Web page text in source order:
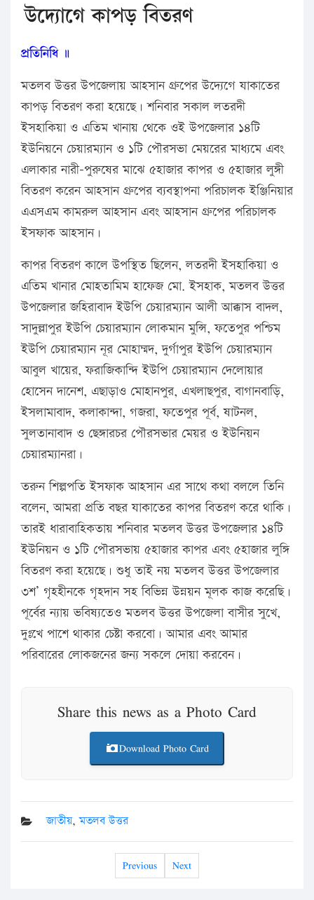
উদ্যোগে কাপড় বিতরণ
প্রতিনিধি ॥
মতলব উত্তর উপজেলায় আহসান গ্রুপের উদ্যেগে যাকাতের
কাপড় বিতরণ করা হয়েছে। শনিবার সকাল লতরদী
ইসহাকিয়া ও এতিম খানায় থেকে ওই উপজেলার ১৪টি
ইউনিয়নে চেয়ারম্যান ও ১টি পৌরসভা মেয়রের মাধ্যমে এবং
এলাকার নারী-পুরুষের মাঝে ৫হাজার কাপর ও ৫হাজার লুঙ্গী
বিতরণ করেন আহসান গ্রুপের ব্যবস্থাপনা পরিচালক ইঞ্জিনিয়ার
এএসএম কামরুল আহসান এবং আহসান গ্রুপের পরিচালক
ইসফাক আহসান।
কাপর বিতরণ কালে উপস্থিত ছিলেন, লতরদী ইসহাকিয়া ও
এতিম খানার মোহতামিম হাফেজ মো. ইসহাক, মতলব উত্তর
উপজেলার জহিরাবাদ ইউপি চেয়ারম্যান আলী আক্কাস বাদল,
সাদুল্লাপুর ইউপি চেয়ারম্যান লোকমান মুন্সি, ফতেপুর পশ্চিম
ইউপি চেয়ারম্যান নূর মোহাম্মদ, দুর্গাপুর ইউপি চেয়ারম্যান
আবুল খায়ের, ফরাজিকান্দি ইউপি চেয়ারম্যান দেলোয়ার
হোসেন দানেশ, এছাড়াও মোহানপুর, এখলাছপুর, বাগানবাড়ি,
ইসলামাবাদ, কলাকান্দা, গজরা, ফতেপুর পূর্ব, ষাটনল,
সুলতানাবাদ ও ছেঙ্গারচর পৌরসভার মেয়র ও ইউনিয়ন
চেয়ারম্যানরা।
তরুন শিল্পপতি ইসফাক আহসান এর সাথে কথা বললে তিনি
বলেন, আমরা প্রতি বছর যাকাতের কাপর বিতরণ করে থাকি।
তারই ধারাবাহিকতায় শনিবার মতলব উত্তর উপজেলার ১৪টি
ইউনিয়ন ও ১টি পৌরসভায় ৫হাজার কাপর এবং ৫হাজার লুঙ্গি
বিতরণ করা হয়েছে। শুধু তাই নয় মতলব উত্তর উপজেলার
৩শ’ গৃহহীনকে গৃহদান সহ বিভিন্ন উন্নয়ন মূলক কাজ করেছি।
পূর্বের ন্যায় ভবিষ্যতেও মতলব উত্তর উপজেলা বাসীর সুখে,
দুঃখে পাশে থাকার চেষ্টা করবো। আমার এবং আমার
পরিবারের লোকজনের জন্য সকলে দোয়া করবেন।
Share this news as a Photo Card
Download Photo Card
জাতীয়,মতলব উত্তর
Previous Next